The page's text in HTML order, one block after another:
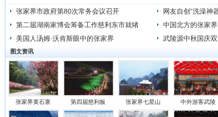
张家界市政府第80次常务会议召开
网友自创“洗澡神
第二届湖南家博会筹备工作慈利东市就绪
中国北方的张家
美国人汤姆·沃肯斯眼中的张家界
武陵源中秋国庆
图文资讯
张家界黄石寨 第四届慈利板 张家界七星山 中外游客武陵